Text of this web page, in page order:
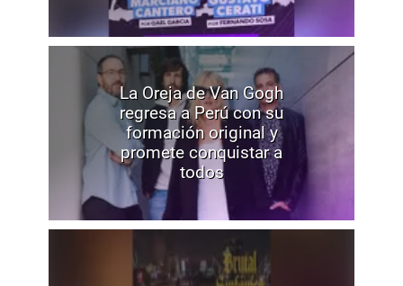
La Oreja de Van Gogh
regresa a Perú con su
formación original y
promete conquistar a
todos